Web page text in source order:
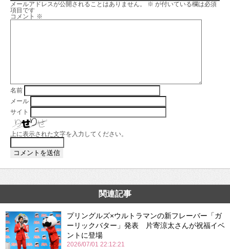
メールアドレスが公開されることはありません。 ※ が付いている欄は必須
項目です
コメント ※
名前
メール
サイト
上に表示された文字を入力してください。
関連記事
プリングルズ×ウルトラマンの新フレーバー「ガ
ーリックバター」発表 片寄涼太さんが祝福イベ
ントに登場
2026/07/01 22:12:21